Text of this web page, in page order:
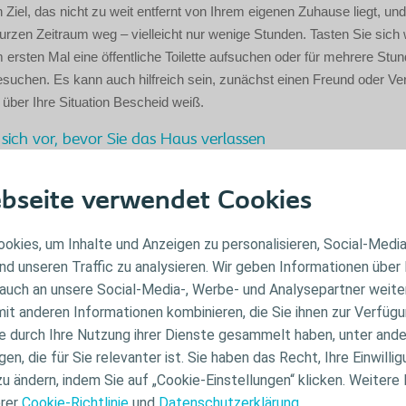
verwendet Cookies
um Inhalte und Anzeigen zu personalisieren, Social-
unseren Traffic zu analysieren. Wir geben Informationen über
an unsere Social-Media-, Werbe- und Analysepartner
anderen Informationen kombinieren, die Sie ihnen zur
durch Ihre Nutzung ihrer Dienste gesammelt haben, unter
die für Sie relevanter ist. Sie haben das Recht, Ihre
ändern, indem Sie auf „Cookie-Einstellungen“ klicken.
Cookie-Richtlinie und Datenschutzerklärung
Ziel, das nicht zu weit entfernt von Ihrem eigenen Zuhause liegt,
Zeitraum weg – vielleicht nur wenige Stunden. Tasten Sie sich
ersten Mal eine öffentliche Toilette aufsuchen oder für mehrere
Es kann auch hilfreich sein, zunächst einen Freund oder
Ihre Situation Bescheid weiß.
vor, bevor Sie das Haus verlassen
gibt, sollten Sie einfach ausprobieren. Planen Sie Ihren Tag.
längeren Ausflügen entsprechend
können Sie Ihr Zuhause länger als einen oder zwei Tage lang
die Vorbereitung an. Dafür haben wir ein hilfreiches Reisepaket
Fordern Sie telefonisch unter 0800 516 70 16 Ihr
Care an.
Sie sind nicht allein